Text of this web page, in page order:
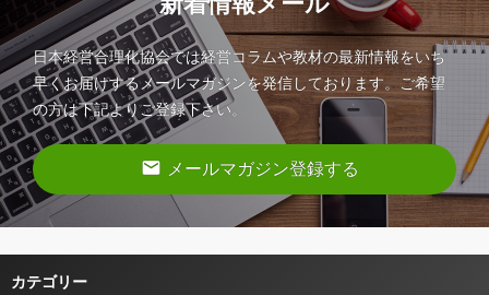
日本経営合理化協会では経営コラムや教材の最新情報をいち
早くお届けするメールマガジンを発信しております。ご希望
の方は下記よりご登録下さい。
email メールマガジン登録する
カテゴリー